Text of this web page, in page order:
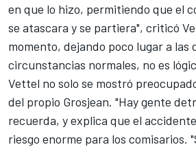
en que lo hizo, permitiendo que el
se atascara y se partiera", criticó
momento, dejando poco lugar a las
circunstancias normales, no es
Vettel no solo se mostró
del propio Grosjean. "Hay gente
recuerda, y explica que el
riesgo enorme para los comisarios.